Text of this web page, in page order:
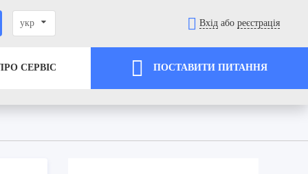
укр Вхід або реєстрація
СЕРВІС ПОСТАВИТИ ПИТАННЯ